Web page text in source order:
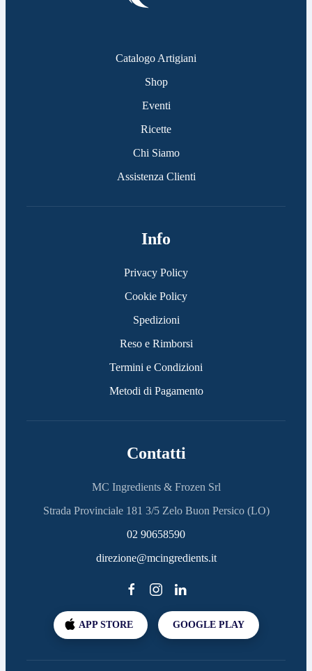
Catalogo Artigiani
Shop
Eventi
Ricette
Chi Siamo
Assistenza Clienti
Info
Privacy Policy
Cookie Policy
Spedizioni
Reso e Rimborsi
Termini e Condizioni
Metodi di Pagamento
Contatti
MC Ingredients & Frozen Srl
Strada Provinciale 181 3/5 Zelo Buon Persico (LO)
02 90658590
direzione@mcingredients.it
APP STORE GOOGLE PLAY